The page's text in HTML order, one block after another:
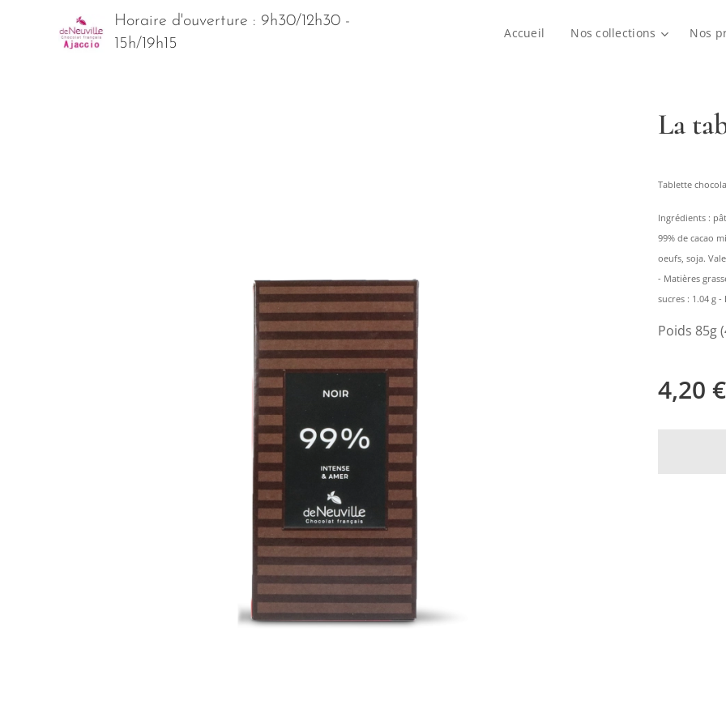
Horaire d'ouverture : 9h30/12h30 -
15h/19h15
Accueil Nos collections Nos
La
Tablette
Ingrédients :
99% de cacao
oeufs, soja.
- Matières
sucres : 1.04 g -
Poids 85g
4,20 €